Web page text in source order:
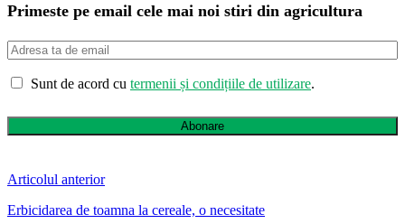
Primeste pe email cele mai noi stiri din agricultura
Sunt de acord cu termenii și condițiile de utilizare.
Abonare
Articolul anterior
Erbicidarea de toamna la cereale, o necesitate